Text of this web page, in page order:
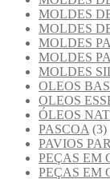
MOLDES
MOLDES
MOLDES
MOLDES
MOLDES
OLEOS
OLEOS
ÓLEOS
PASCOA (3)
PAVIOS
PEÇAS EM
PEÇAS EM